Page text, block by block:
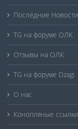
Последние Новости
TG на форуме ОЛК
Отзывы на ОЛК
TG на форуме Dzagi
О нас
Конопляные ссылки